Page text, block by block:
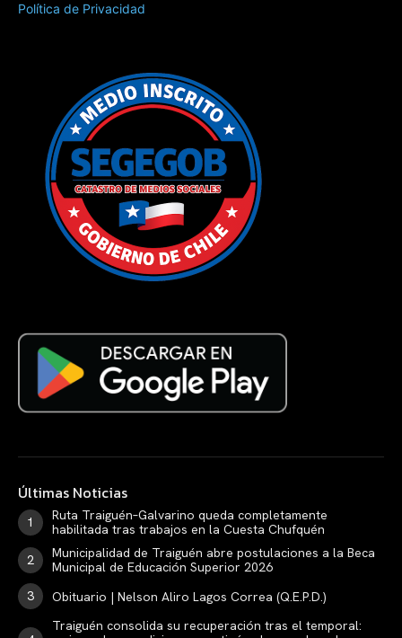
Política de Privacidad
Últimas Noticias
Ruta Traiguén–Galvarino queda completamente
habilitada tras trabajos en la Cuesta Chufquén
Municipalidad de Traiguén abre postulaciones a la Beca
Municipal de Educación Superior 2026
Obituario | Nelson Aliro Lagos Correa (Q.E.P.D.)
Traiguén consolida su recuperación tras el temporal: